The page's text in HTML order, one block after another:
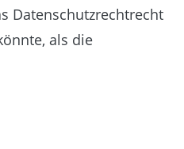
Datenschutzrechtrecht
als die